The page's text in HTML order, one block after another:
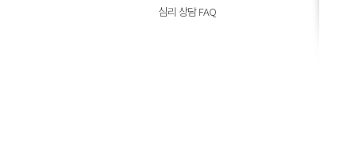
심리 상담 FAQ